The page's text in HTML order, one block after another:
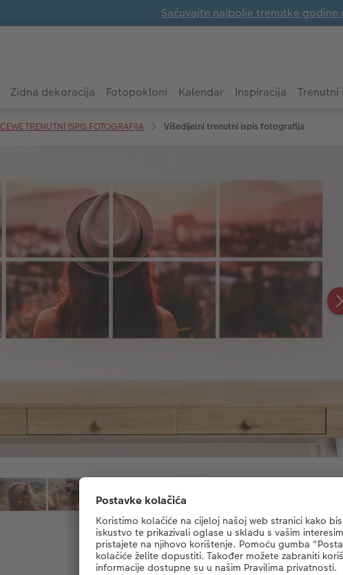
Sačuvajte najbolje trenutke godine
Zidna dekoracija Fotopokloni Kalendar Inspiracija Trenutni
CEWE TRENUTNI ISPIS FOTOGRAFIJA Višedijelni trenutni ispis fotografija